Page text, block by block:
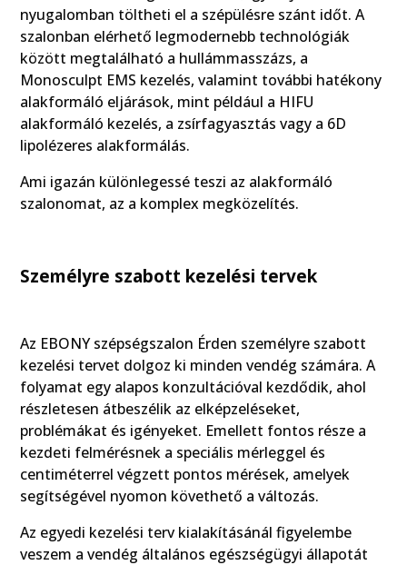
nyugalomban töltheti el a szépülésre szánt időt. A
szalonban elérhető legmodernebb technológiák
között megtalálható a hullámmasszázs, a
Monosculpt EMS kezelés, valamint további hatékony
alakformáló eljárások, mint például a HIFU
alakformáló kezelés, a zsírfagyasztás vagy a 6D
lipolézeres alakformálás.
Ami igazán különlegessé teszi az alakformáló
szalonomat, az a komplex megközelítés.
Személyre szabott kezelési tervek
Az EBONY szépségszalon Érden személyre szabott
kezelési tervet dolgoz ki minden vendég számára. A
folyamat egy alapos konzultációval kezdődik, ahol
részletesen átbeszélik az elképzeléseket,
problémákat és igényeket. Emellett fontos része a
kezdeti felmérésnek a speciális mérleggel és
centiméterrel végzett pontos mérések, amelyek
segítségével nyomon követhető a változás.
Az egyedi kezelési terv kialakításánál figyelembe
veszem a vendég általános egészségügyi állapotát